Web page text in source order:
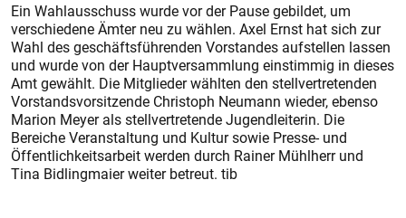
Ein Wahlausschuss wurde vor der Pause gebildet, um
verschiedene Ämter neu zu wählen. Axel Ernst hat sich zur
Wahl des geschäftsführenden Vorstandes aufstellen lassen
und wurde von der Hauptversammlung einstimmig in dieses
Amt gewählt. Die Mitglieder wählten den stellvertretenden
Vorstandsvorsitzende Christoph Neumann wieder, ebenso
Marion Meyer als stellvertretende Jugendleiterin. Die
Bereiche Veranstaltung und Kultur sowie Presse- und
Öffentlichkeitsarbeit werden durch Rainer Mühlherr und
Tina Bidlingmaier weiter betreut. tib